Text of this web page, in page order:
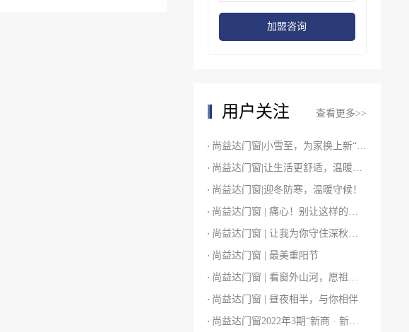
加盟咨询
用户关注 查看更多>>
尚益达门窗|小雪至，为家换上新“装”！
尚益达门窗|让生活更舒适，温暖你整个冬天
尚益达门窗|迎冬防寒，温暖守候！
尚益达门窗 | 痛心！别让这样的意外再发生！
尚益达门窗 | 让我为你守住深秋的舒适感
尚益达门窗 | 最美重阳节
尚益达门窗 | 看窗外山河，愿祖国富强
尚益达门窗 | 昼夜相半，与你相伴
尚益达门窗2022年3期“新商 · 新品 · 新商机”培训会圆满结束！